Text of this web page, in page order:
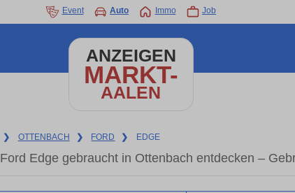
Event Auto Immo Job
ANZEIGEN
MARKT-
AALEN
❯ OTTENBACH ❯ FORD ❯ EDGE
Ford Edge gebraucht in Ottenbach entdecken –